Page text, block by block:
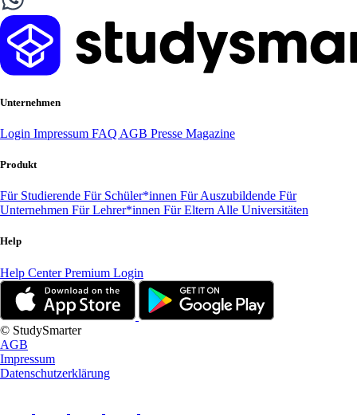
Unternehmen
Login Impressum FAQ AGB Presse Magazine
Produkt
Für Studierende Für Schüler*innen Für Auszubildende Für
Unternehmen Für Lehrer*innen Für Eltern Alle Universitäten
Help
Help CenterPremium Login
© StudySmarter
AGB
Impressum
Datenschutzerklärung